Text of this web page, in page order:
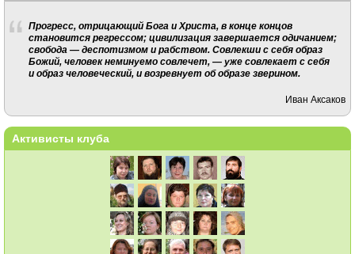
Прогресс, отрицающий Бога и Христа, в конце концов
становится регрессом; цивилизация завершается одичанием;
свобода — деспотизмом и рабством. Совлекши с себя образ
Божий, человек неминуемо совлечет, — уже совлекает с себя
и образ человеческий, и возревнует об образе зверином.
Иван Аксаков
Активисты клуба